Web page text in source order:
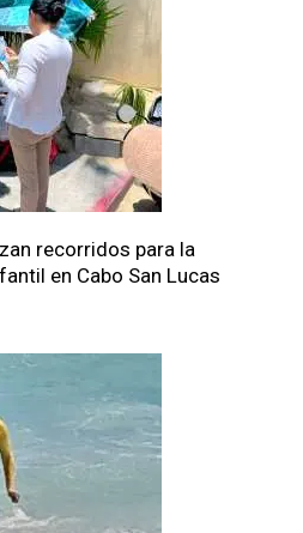
recorridos para la
en Cabo San Lucas